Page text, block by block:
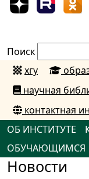
Поиск
хгу
научная
контактная
ОБ ИНСТИТУТЕ
ОБУЧАЮЩИМСЯ
Новости